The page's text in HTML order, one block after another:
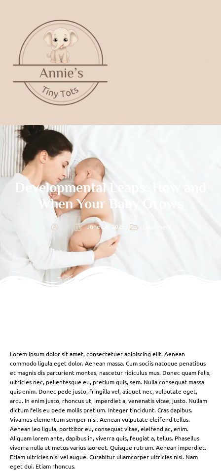
Developmental Leaps: How and
When Your Baby Grows
June 26, 2025
Lorem ipsum dolor sit amet, consectetuer adipiscing elit. Aenean
commodo ligula eget dolor. Aenean massa. Cum sociis natoque penatibus
et magnis dis parturient montes, nascetur ridiculus mus. Donec quam felis,
ultricies nec, pellentesque eu, pretium quis, sem. Nulla consequat massa
quis enim. Donec pede justo, fringilla vel, aliquet nec, vulputate eget,
arcu. In enim justo, rhoncus ut, imperdiet a, venenatis vitae, justo. Nullam
dictum felis eu pede mollis pretium. Integer tincidunt. Cras dapibus.
Vivamus elementum semper nisi. Aenean vulputate eleifend tellus.
Aenean leo ligula, porttitor eu, consequat vitae, eleifend ac, enim.
Aliquam lorem ante, dapibus in, viverra quis, feugiat a, tellus. Phasellus
viverra nulla ut metus varius laoreet. Quisque rutrum. Aenean imperdiet.
Etiam ultricies nisi vel augue. Curabitur ullamcorper ultricies nisi. Nam
eget dui. Etiam rhoncus.